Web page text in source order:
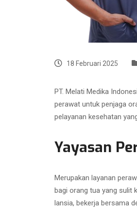
18 Februari 2025
PT. Melati Medika
perawat untuk penjaga
pelayanan kesehatan
Yayasan
Merupakan layanan
bagi orang tua yang sulit
lansia, bekerja bersama